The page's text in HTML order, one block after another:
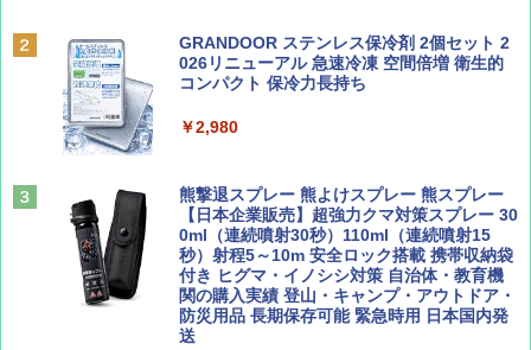
SOTO ミニマル"旅"財布 ランダム2種】
￥1,500
￥1,540
Coyote No.89 特集 星野道夫 夢見る旅
力的な町 2026～2027 地球の歩き方D アジア
￥2,079
球の歩き方A ヨーロッパ
￥2,479
地球の歩き方 スター・ウォーズ
PYKES PEAK (パイクスピーク) 着替えテン
ト プライバシー テント 【中が透けない】 1
ーチ ピクニック ポップアップテント 携帯 簡
￥4,980
ENDLESS BASE 《めざましテレビで紹介》
テント ワンタッチ RENEW 幅200 2-3人用 43
500002(88859)
￥5,999
GRANDOOR ステンレス保冷剤 2個セット 2
026リニューアル 急速冷凍 空間倍増 衛生的
コンパクト 保冷力長持ち
￥2,980
熊撃退スプレー 熊よけスプレー 熊スプレー
【日本企業販売】超強力クマ対策スプレー 30
0ml（連続噴射30秒）110ml（連続噴射15
秒）射程5～10m 安全ロック搭載 携帯収納袋
付き ヒグマ・イノシシ対策 自治体・教育機
関の購入実績 登山・キャンプ・アウトドア・
防災用品 長期保存可能 緊急時用 日本国内発
送